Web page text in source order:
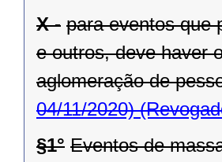
X - para eventos que
e outros, deve haver
aglomeração de
04/11/2020)
§1° Eventos de